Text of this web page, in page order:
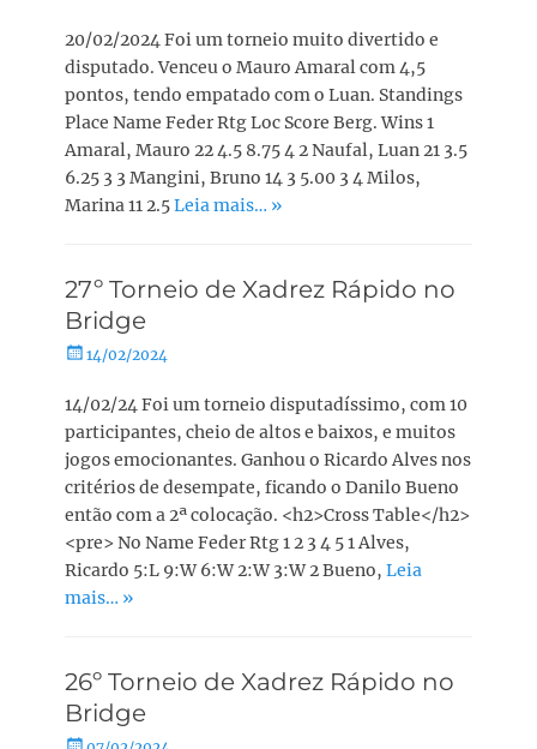
20/02/2024 Foi um torneio muito divertido e
disputado. Venceu o Mauro Amaral com 4,5
pontos, tendo empatado com o Luan. Standings
Place Name Feder Rtg Loc Score Berg. Wins 1
Amaral, Mauro 22 4.5 8.75 4 2 Naufal, Luan 21 3.5
6.25 3 3 Mangini, Bruno 14 3 5.00 3 4 Milos,
Marina 11 2.5Leia mais… »
27º Torneio de Xadrez Rápido no
Bridge
Posted
14/02/2024
14/02/24 Foi um torneio disputadíssimo, com 10
participantes, cheio de altos e baixos, e muitos
jogos emocionantes. Ganhou o Ricardo Alves nos
critérios de desempate, ficando o Danilo Bueno
então com a 2ª colocação. <h2>Cross Table</h2>
<pre> No Name Feder Rtg 1 2 3 4 5 1 Alves,
Ricardo 5:L 9:W 6:W 2:W 3:W 2 Bueno, Leia
mais… »
26º Torneio de Xadrez Rápido no
Bridge
Posted